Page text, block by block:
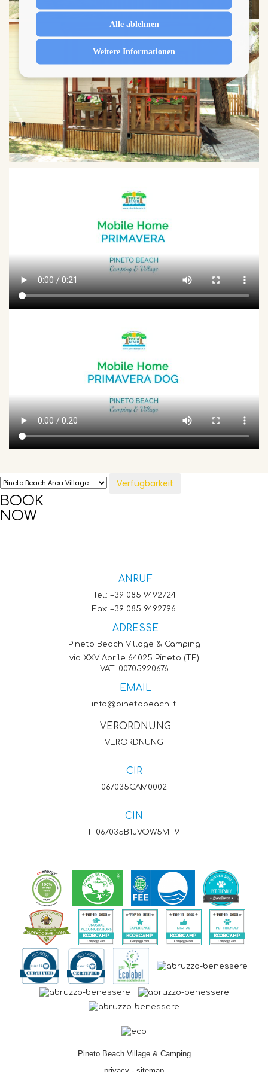
Alle ablehnen
Weitere Informationen
Verfügbarkeit
BOOK
NOW
ANRUF
Tel.: +39 085 9492724
Fax: +39 085 9492796
ADRESSE
Pineto Beach Village & Camping
via XXV Aprile 64025 Pineto (TE)
VAT: 00705920676
EMAIL
info@pinetobeach.it
VERORDNUNG
VERORDNUNG
CIR
067035CAM0002
CIN
IT067035B1JVOW5MT9
Pineto Beach Village & Camping